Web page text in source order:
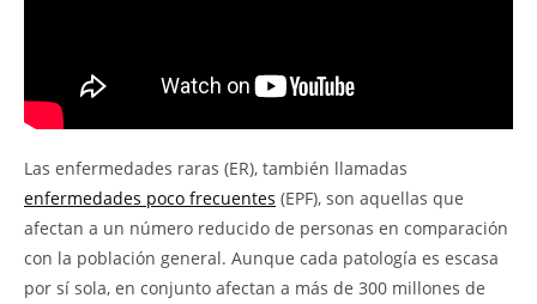
Las enfermedades raras (ER), también llamadas
enfermedades poco frecuentes (EPF), son aquellas que
afectan a un número reducido de personas en comparación
con la población general. Aunque cada patología es escasa
por sí sola, en conjunto afectan a más de 300 millones de